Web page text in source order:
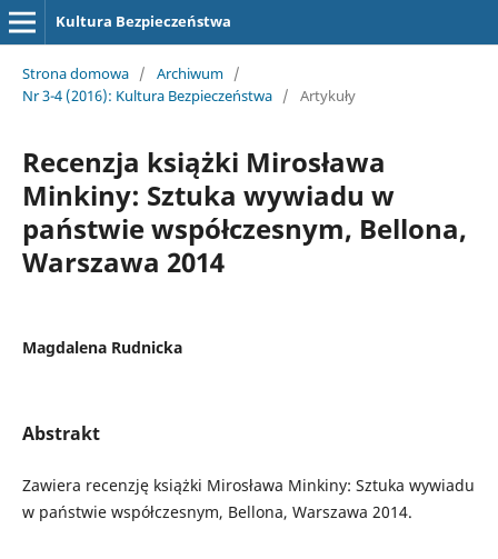
Kultura Bezpieczeństwa
Strona domowa / Archiwum /
Nr 3-4 (2016): Kultura Bezpieczeństwa / Artykuły
Recenzja książki Mirosława
Minkiny: Sztuka wywiadu w
państwie współczesnym, Bellona,
Warszawa 2014
Magdalena Rudnicka
Abstrakt
Zawiera recenzję książki Mirosława Minkiny: Sztuka wywiadu
w państwie współczesnym, Bellona, Warszawa 2014.